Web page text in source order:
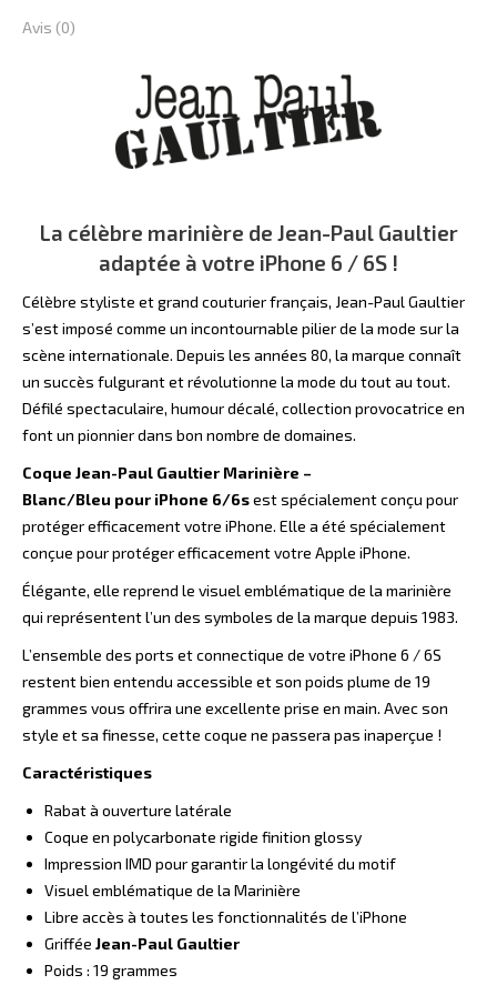
6/6s
Avis (0)
La célèbre marinière de Jean-Paul Gaultier
adaptée à votre iPhone 6 / 6S !
Célèbre styliste et grand couturier français, Jean-Paul Gaultier
s’est imposé comme un incontournable pilier de la mode sur la
scène internationale. Depuis les années 80, la marque connaît
un succès fulgurant et révolutionne la mode du tout au tout.
Défilé spectaculaire, humour décalé, collection provocatrice en
font un pionnier dans bon nombre de domaines.
Coque Jean-Paul Gaultier Marinière –
Blanc/Bleu pour iPhone 6/6sest spécialement conçu pour
protéger efficacement votre iPhone. Elle a été spécialement
conçue pour protéger efficacement votre Apple iPhone.
Élégante, elle reprend le visuel emblématique de la marinière
qui représentent l’un des symboles de la marque depuis 1983.
L’ensemble des ports et connectique de votre iPhone 6 / 6S
restent bien entendu accessible et son poids plume de 19
grammes vous offrira une excellente prise en main. Avec son
style et sa finesse, cette coque ne passera pas inaperçue !
Caractéristiques
Rabat à ouverture latérale
Coque en polycarbonate rigide finition glossy
Impression IMD pour garantir la longévité du motif
Visuel emblématique de la Marinière
Libre accès à toutes les fonctionnalités de l’iPhone
Griffée Jean-Paul Gaultier
Poids : 19 grammes